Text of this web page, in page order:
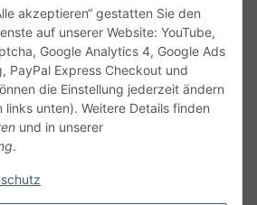
akzeptieren“ gestatten Sie den
auf unserer Website: YouTube,
Google Analytics 4, Google Ads
PayPal Express Checkout und
die Einstellung jederzeit ändern
unten). Weitere Details finden
und in unserer
.
ohne Gewähr. Irrtümer und fehlerhafte
Wenn Sie Datenblätter oder spezielle
Abbildungen der Artikel können